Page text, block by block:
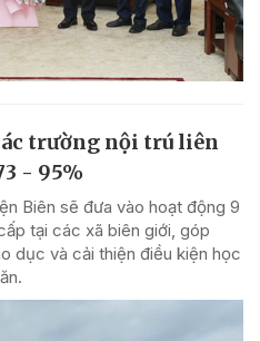
trường nội trú liên
- 95%
Biên sẽ đưa vào hoạt động 9
tại các xã biên giới, góp
dục và cải thiện điều kiện học